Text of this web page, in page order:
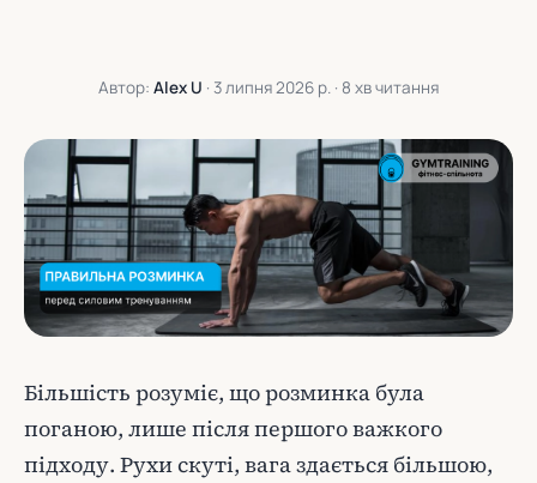
Автор: Alex U · 3 липня 2026 р. · 8 хв читання
Більшість розуміє, що розминка була
поганою, лише після першого важкого
підходу. Рухи скуті, вага здається більшою,